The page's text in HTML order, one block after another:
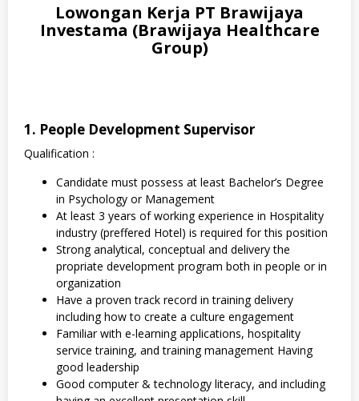
Lowongan Kerja PT Brawijaya
Investama (Brawijaya Healthcare
Group)
1. People Development Supervisor
Qualification :
Candidate must possess at least Bachelor’s Degree
in Psychology or Management
At least 3 years of working experience in Hospitality
industry (preffered Hotel) is required for this position
Strong analytical, conceptual and delivery the
propriate development program both in people or in
organization
Have a proven track record in training delivery
including how to create a culture engagement
Familiar with e-learning applications, hospitality
service training, and training management Having
good leadership
Good computer & technology literacy, and including